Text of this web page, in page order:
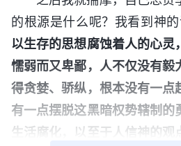
的根源是什么呢？我看到神的
以生存的思想腐蚀着人的心灵
懦弱而又卑鄙，人不仅没有毅
得贪婪、骄纵，根本没有一点
有一点摆脱这黑暗权势辖制的
生活腐化，以至于人信神的观